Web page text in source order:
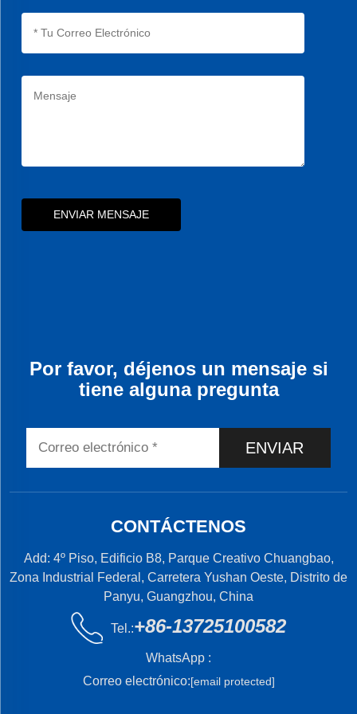
ENVIAR MENSAJE
Por favor, déjenos un mensaje si
tiene alguna pregunta
ENVIAR
CONTÁCTENOS
Add: 4º Piso, Edificio B8, Parque Creativo Chuangbao,
Zona Industrial Federal, Carretera Yushan Oeste, Distrito de
Panyu, Guangzhou, China
Tel.:+86-13725100582
WhatsApp :
Correo electrónico:[email protected]